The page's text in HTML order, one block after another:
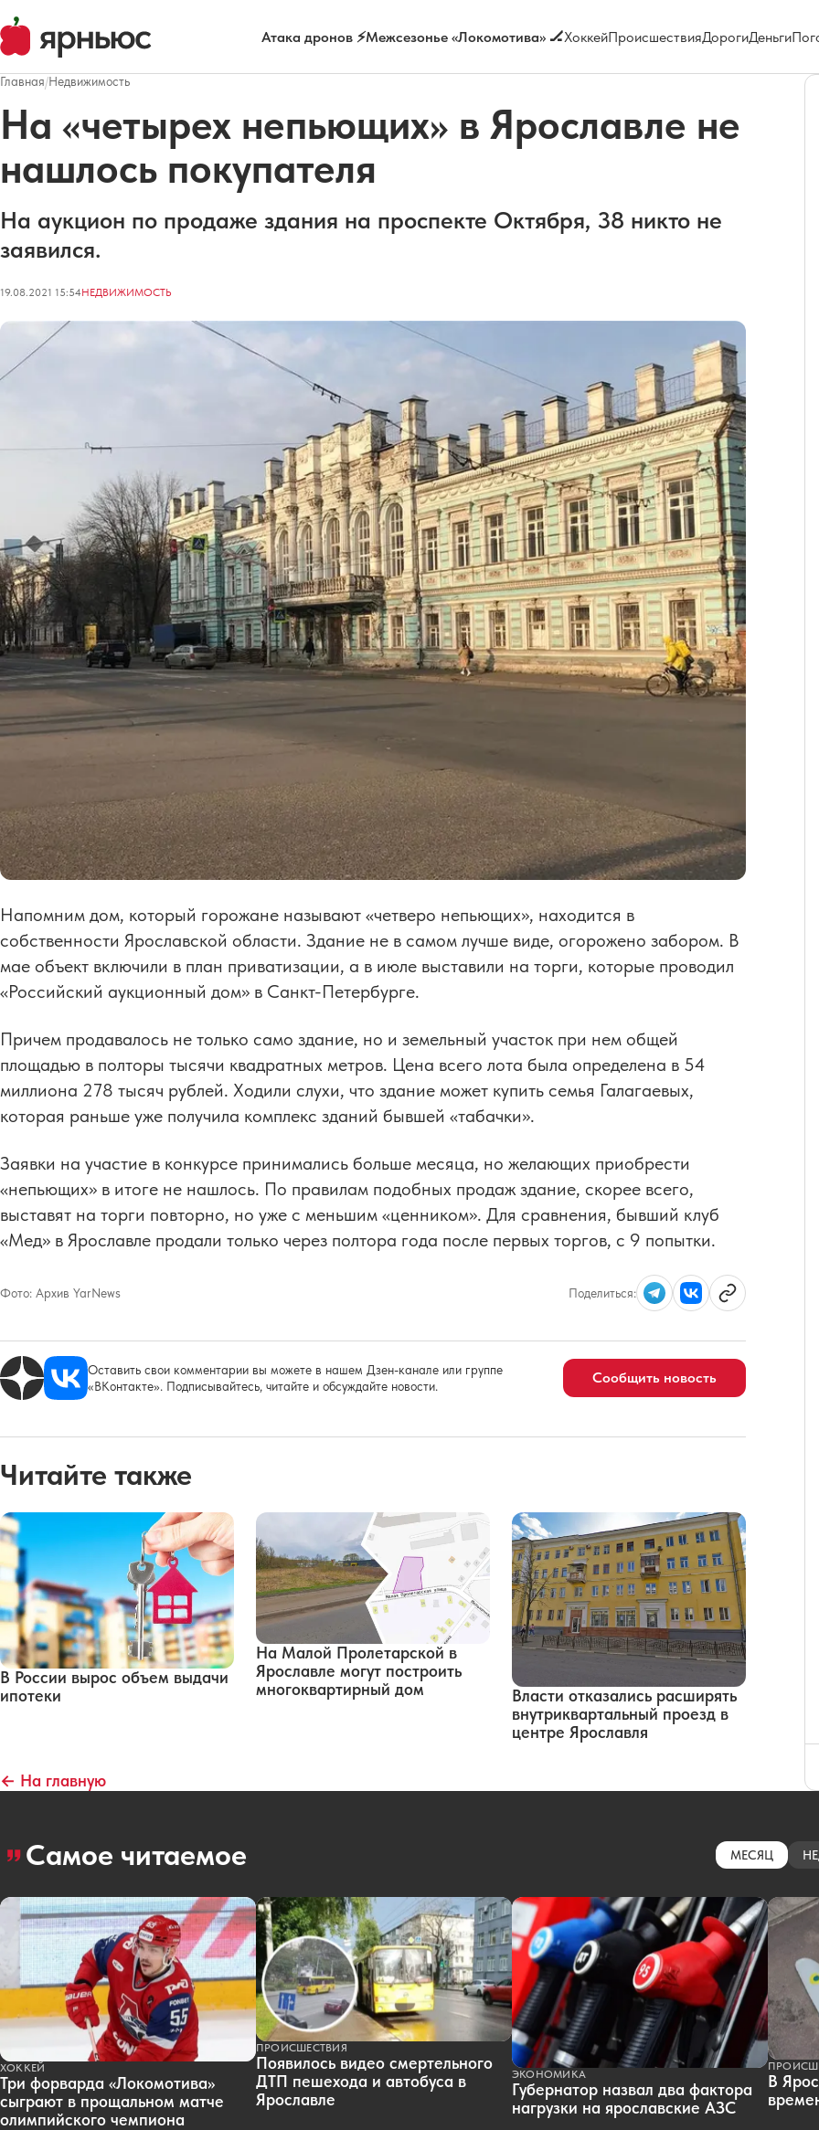
Атака дронов ⚡Межсезонье «Локомотива» 🏒ХоккейПроисшествияДорогиДеньги
Главная/Недвижимость
На «четырех непьющих» в Ярославле не
нашлось покупателя
На аукцион по продаже здания на проспекте Октября, 38 никто не
заявился.
19.08.2021 15:54НЕДВИЖИМОСТЬ
Напомним дом, который горожане называют «четверо непьющих», находится в
собственности Ярославской области. Здание не в самом лучше виде, огорожено забором. В
мае объект включили в план приватизации, а в июле выставили на торги, которые проводил
«Российский аукционный дом» в Санкт-Петербурге.
Причем продавалось не только само здание, но и земельный участок при нем общей
площадью в полторы тысячи квадратных метров. Цена всего лота была определена в 54
миллиона 278 тысяч рублей. Ходили слухи, что здание может купить семья Галагаевых,
которая раньше уже получила комплекс зданий бывшей «табачки».
Заявки на участие в конкурсе принимались больше месяца, но желающих приобрести
«непьющих» в итоге не нашлось. По правилам подобных продаж здание, скорее всего,
выставят на торги повторно, но уже с меньшим «ценником». Для сравнения, бывший клуб
«Мед» в Ярославле продали только через полтора года после первых торгов, с 9 попытки.
Фото: Архив YarNews Поделиться:
Оставить свои комментарии вы можете в нашем Дзен-канале или группе
«ВКонтакте». Подписывайтесь, читайте и обсуждайте новости.
Сообщить новость
Читайте также
В России вырос объем выдачи
ипотеки
На Малой Пролетарской в
Ярославле могут построить
многоквартирный дом
Власти отказались расширять
внутриквартальный проезд в
центре Ярославля
← На главную
Самое читаемое МЕСЯЦ
ХОККЕЙ
Три форварда «Локомотива»
сыграют в прощальном матче
олимпийского чемпиона
ПРОИСШЕСТВИЯ
Появилось видео смертельного
ДТП пешехода и автобуса в
Ярославле
ЭКОНОМИКА
Губернатор назвал два фактора
нагрузки на ярославские АЗС
В